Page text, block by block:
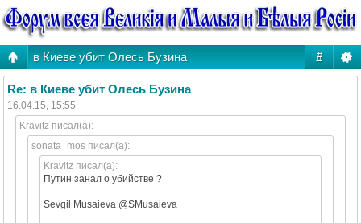
#
в Киеве убит Олесь Бузина
Re: в Киеве убит Олесь Бузина
16.04.15, 15:55
Kravitz писал(а):
sonata_mos писал(а):
Kravitz писал(а):
Путин занал о убийстве ?
Sevgil Musaieva @SMusaieva